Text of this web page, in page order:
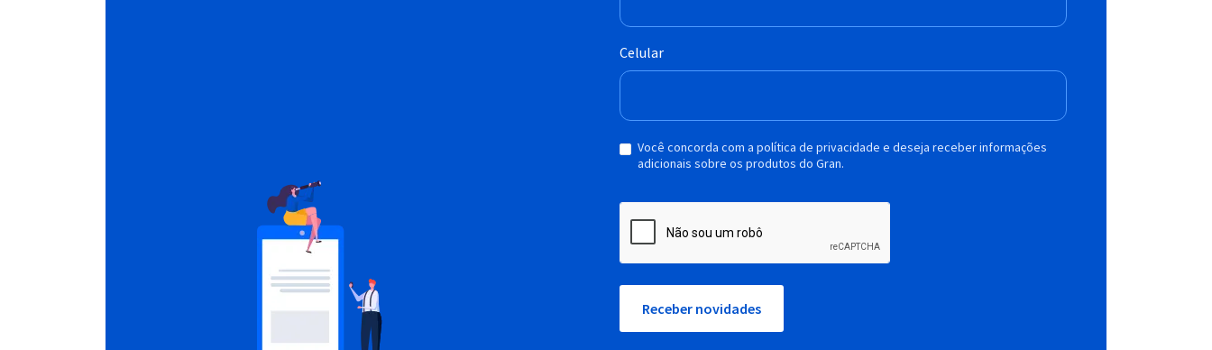
Celular
Você concorda com a política de privacidade e deseja receber informações
adicionais sobre os produtos do Gran.
Receber novidades